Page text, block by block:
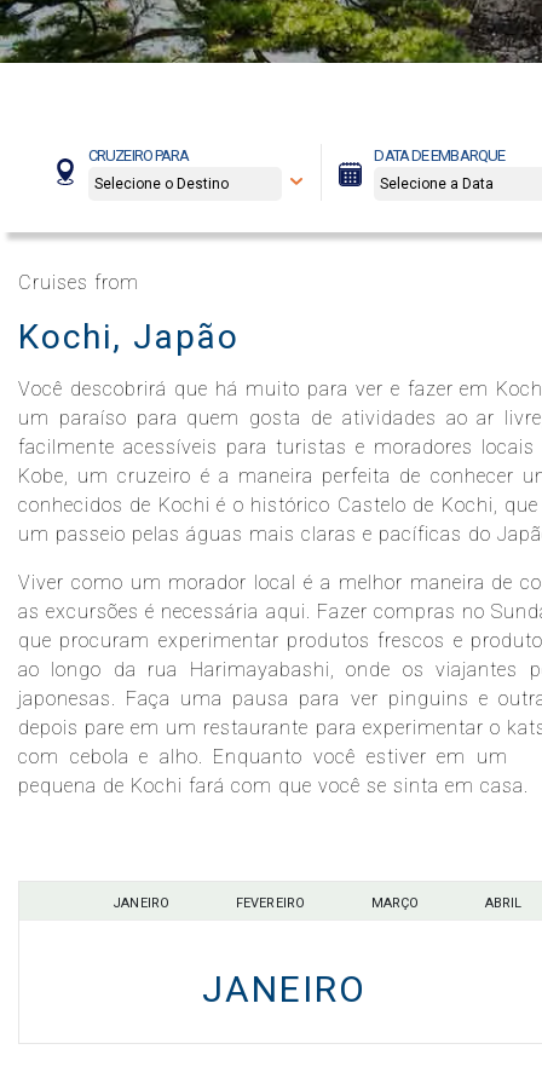
Boundless℠
Constellation®
Eclipse®
Edge®
Equinox®
Infinity®
Millennium®
Seeker℠
e Fitness
Day at CocoCay
CRUZEIRO PARA DATA DE EMBARQUE
Cruises from
Kochi, Japão
Você descobrirá que há muito para ver e fazer em
um paraíso para quem gosta de atividades ao ar
facilmente acessíveis para turistas e moradores
Kobe, um cruzeiro é a maneira perfeita de conhecer
conhecidos de Kochi é o histórico Castelo de Kochi,
um passeio pelas águas mais claras e pacíficas do
Viver como um morador local é a melhor maneira de
as excursões é necessária aqui. Fazer compras no
que procuram experimentar produtos frescos e
ao longo da rua Harimayabashi, onde os viajantes
japonesas. Faça uma pausa para ver pinguins e
depois pare em um restaurante para experimentar o
com cebola e alho. Enquanto você estiver em um
pequena de Kochi fará com que você se sinta em casa.
JANEIRO FEVEREIRO MARÇO ABRIL
JANEIRO